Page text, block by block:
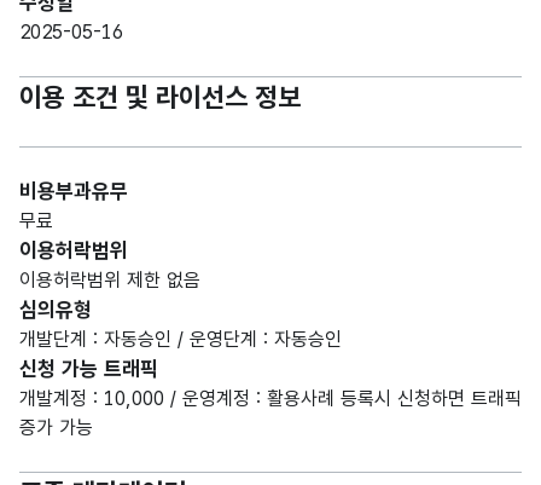
2025-05-16
이용 조건 및 라이선스 정보
비용부과유무
무료
이용허락범위
이용허락범위 제한 없음
심의유형
개발단계 : 자동승인 / 운영단계 : 자동승인
신청 가능 트래픽
개발계정 : 10,000 / 운영계정 : 활용사례 등록시 신청하면 트래픽
증가 가능